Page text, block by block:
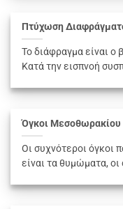
Πτύχωση
Το διάφραγμα είναι ο
Κατά την εισπνοή
Όγκοι Μεσοθωρακίου
Οι συχνότεροι όγκοι
είναι τα θυμώματα,